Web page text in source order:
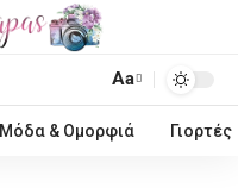
Aa
Μόδα & Ομορφιά Γιορτές